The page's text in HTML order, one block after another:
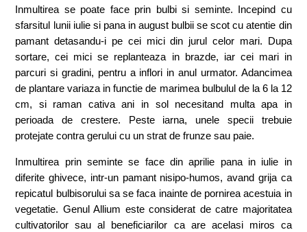
Inmultirea se poate face prin bulbi si seminte. Incepind cu
sfarsitul lunii iulie si pana in august bulbii se scot cu atentie din
pamant detasandu-i pe cei mici din jurul celor mari. Dupa
sortare, cei mici se replanteaza in brazde, iar cei mari in
parcuri si gradini, pentru a inflori in anul urmator. Adancimea
de plantare variaza in functie de marimea bulbulul de la 6 la 12
cm, si raman cativa ani in sol necesitand multa apa in
perioada de crestere. Peste iarna, unele specii trebuie
protejate contra gerului cu un strat de frunze sau paie.
Inmultirea prin seminte se face din aprilie pana in iulie in
diferite ghivece, intr-un pamant nisipo-humos, avand grija ca
repicatul bulbisorului sa se faca inainte de pornirea acestuia in
vegetatie. Genul Allium este considerat de catre majoritatea
cultivatorilor sau al beneficiarilor ca are acelasi miros ca